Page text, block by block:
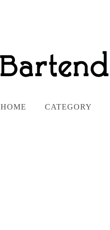
HOME CATEGORY